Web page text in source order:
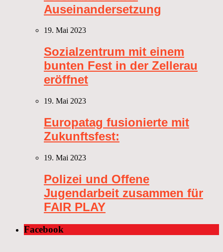
Auseinandersetzung
19. Mai 2023
Sozialzentrum mit einem
bunten Fest in der Zellerau
eröffnet
19. Mai 2023
Europatag fusionierte mit
Zukunftsfest:
19. Mai 2023
Polizei und Offene
Jugendarbeit zusammen für
FAIR PLAY
Facebook